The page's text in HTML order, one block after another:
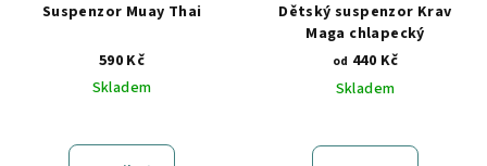
Suspenzor Muay Thai
590 Kč
Skladem
Dětský suspenzor Krav
Maga chlapecký
od 440 Kč
Skladem